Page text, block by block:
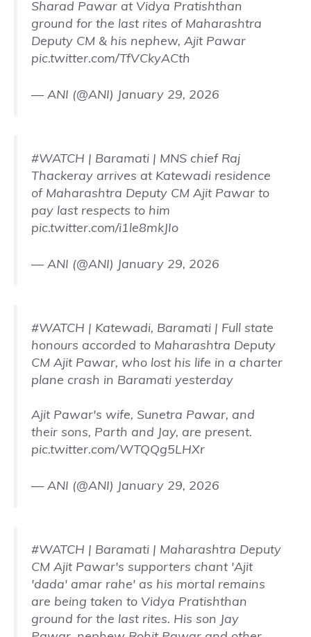
Sharad Pawar at Vidya Pratishthan
ground for the last rites of Maharashtra
Deputy CM & his nephew, Ajit Pawar
pic.twitter.com/TfVCkyACth
— ANI (@ANI) January 29, 2026
#WATCH | Baramati | MNS chief Raj
Thackeray arrives at Katewadi residence
of Maharashtra Deputy CM Ajit Pawar to
pay last respects to him
pic.twitter.com/i1le8mkJIo
— ANI (@ANI) January 29, 2026
#WATCH | Katewadi, Baramati | Full state
honours accorded to Maharashtra Deputy
CM Ajit Pawar, who lost his life in a charter
plane crash in Baramati yesterday
Ajit Pawar's wife, Sunetra Pawar, and
their sons, Parth and Jay, are present.
pic.twitter.com/WTQQg5LHXr
— ANI (@ANI) January 29, 2026
#WATCH | Baramati | Maharashtra Deputy
CM Ajit Pawar's supporters chant 'Ajit
'dada' amar rahe' as his mortal remains
are being taken to Vidya Pratishthan
ground for the last rites. His son Jay